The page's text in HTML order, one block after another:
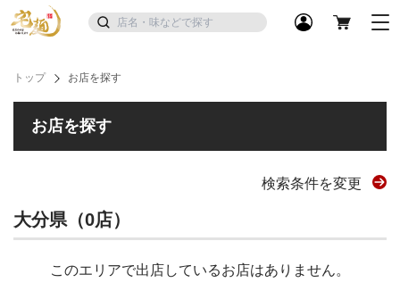
トップ お店を探す
お店を探す
検索条件を変更
大分県（0店）
このエリアで出店しているお店はありません。